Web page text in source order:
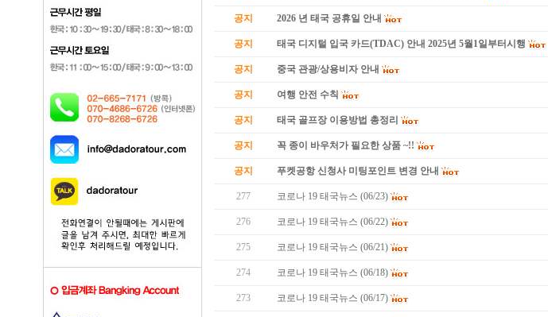
공지 2026 년 태국 공휴일 안내
공지 태국 디지털 입국 카드(TDAC) 안내 2025년 5월1일부터시행
공지 중국 관광/상용비자 안내
공지 여행 안전 수칙
공지 태국 골프장 이용방법 총정리
공지 꼭 종이 바우처가 필요한 상품 ~!!
공지 푸켓공항 신청사 미팅포인트 변경 안내
277 코로나 19 태국뉴스 (06/23)
276 코로나 19 태국뉴스 (06/22)
275 코로나 19 태국뉴스 (06/21)
274 코로나 19 태국뉴스 (06/18)
273 코로나 19 태국뉴스 (06/17)